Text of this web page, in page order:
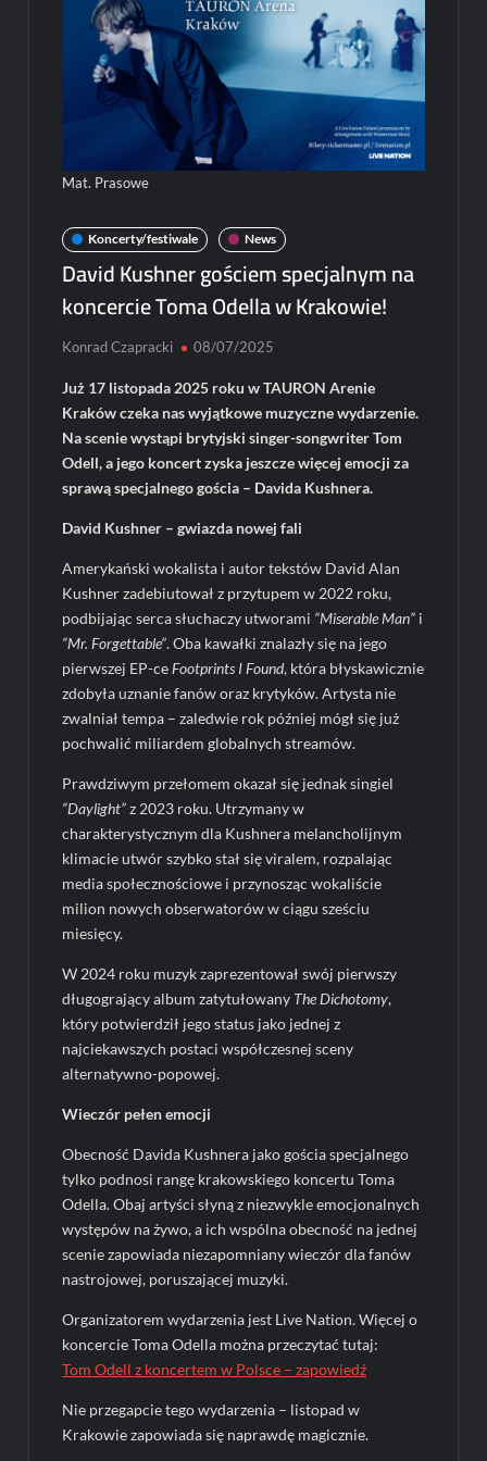
Mat. Prasowe
Koncerty/festiwale News
David Kushner gościem specjalnym na
koncercie Toma Odella w Krakowie!
Konrad Czapracki 08/07/2025
Już 17 listopada 2025 roku w TAURON Arenie
Kraków czeka nas wyjątkowe muzyczne wydarzenie.
Na scenie wystąpi brytyjski singer-songwriter Tom
Odell, a jego koncert zyska jeszcze więcej emocji za
sprawą specjalnego gościa – Davida Kushnera.
David Kushner – gwiazda nowej fali
Amerykański wokalista i autor tekstów David Alan
Kushner zadebiutował z przytupem w 2022 roku,
podbijając serca słuchaczy utworami “Miserable Man” i
“Mr. Forgettable”. Oba kawałki znalazły się na jego
pierwszej EP-ceFootprints I Found, która błyskawicznie
zdobyła uznanie fanów oraz krytyków. Artysta nie
zwalniał tempa – zaledwie rok później mógł się już
pochwalić miliardem globalnych streamów.
Prawdziwym przełomem okazał się jednak singiel
“Daylight”z 2023 roku. Utrzymany w
charakterystycznym dla Kushnera melancholijnym
klimacie utwór szybko stał się viralem, rozpalając
media społecznościowe i przynosząc wokaliście
milion nowych obserwatorów w ciągu sześciu
miesięcy.
W 2024 roku muzyk zaprezentował swój pierwszy
długogrający album zatytułowany The Dichotomy,
który potwierdził jego status jako jednej z
najciekawszych postaci współczesnej sceny
alternatywno-popowej.
Wieczór pełen emocji
Obecność Davida Kushnera jako gościa specjalnego
tylko podnosi rangę krakowskiego koncertu Toma
Odella. Obaj artyści słyną z niezwykle emocjonalnych
występów na żywo, a ich wspólna obecność na jednej
scenie zapowiada niezapomniany wieczór dla fanów
nastrojowej, poruszającej muzyki.
Organizatorem wydarzenia jest Live Nation. Więcej o
koncercie Toma Odella można przeczytać tutaj:
Tom Odell z koncertem w Polsce – zapowiedź
Nie przegapcie tego wydarzenia – listopad w
Krakowie zapowiada się naprawdę magicznie.